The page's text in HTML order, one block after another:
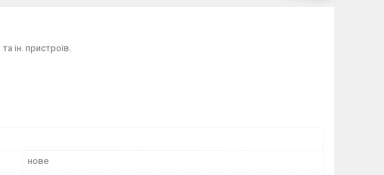
ін. пристроїв.
нове